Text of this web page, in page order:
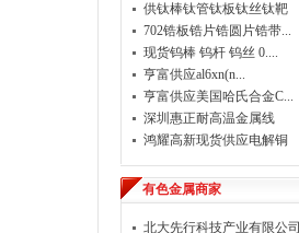
供钛棒钛管钛板钛丝钛靶
702锆板锆片锆圆片锆带...
现货钨棒 钨杆 钨丝 0....
亨富供应al6xn(n...
亨富供应美国哈氏合金C...
深圳惠正耐高温金属线
鸿耀高新现货供应电解铜
有色金属商家
北大先行科技产业有限公司